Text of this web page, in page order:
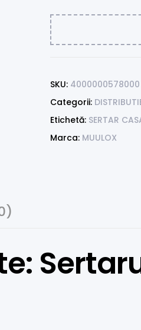
SKU: 4000000578000
Categorii:
Etichetă: SERTAR
Marca: MUULOX